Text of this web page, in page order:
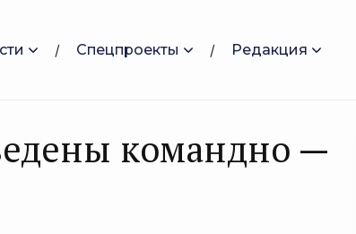
Спецпроекты Редакция
командно —